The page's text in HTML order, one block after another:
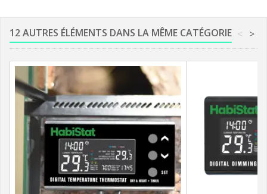
12 AUTRES ÉLÉMENTS DANS LA MÊME CATÉGORIE >
<